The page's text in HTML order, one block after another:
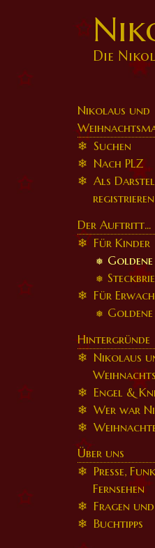
Die
Nikolaus und
Suchen
Nach PLZ
Als
registrieren
Der Auftritt...
Für Kinder
Goldene
Für
Goldene
Hintergründe
Nikolaus
Engel &
Wer war
Über uns
Presse,
Fernsehen
Fragen
Buchtipps